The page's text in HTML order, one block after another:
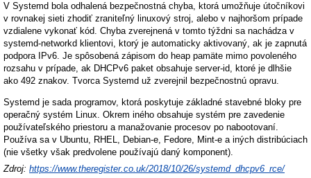
V Systemd bola odhalená bezpečnostná chyba, ktorá umožňuje útočníkovi
v rovnakej sieti zhodiť zraniteľný linuxový stroj, alebo v najhoršom prípade
vzdialene vykonať kód. Chyba zverejnená v tomto týždni sa nachádza v
systemd-networkd klientovi, ktorý je automaticky aktivovaný, ak je zapnutá
podpora IPv6. Je spôsobená zápisom do heap pamäte mimo povoleného
rozsahu v prípade, ak DHCPv6 paket obsahuje server-id, ktoré je dlhšie
ako 492 znakov. Tvorca Systemd už zverejnil bezpečnostnú opravu.
Systemd je sada programov, ktorá poskytuje základné stavebné bloky pre
operačný systém Linux. Okrem iného obsahuje systém pre zavedenie
používateľského priestoru a manažovanie procesov po nabootovaní.
Používa sa v Ubuntu, RHEL, Debian-e, Fedore, Mint-e a iných distribúciach
(nie všetky však predvolene používajú daný komponent).
Zdroj: https://www.theregister.co.uk/2018/10/26/systemd_dhcpv6_rce/